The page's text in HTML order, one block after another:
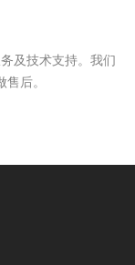
及技术支持。我们
后。